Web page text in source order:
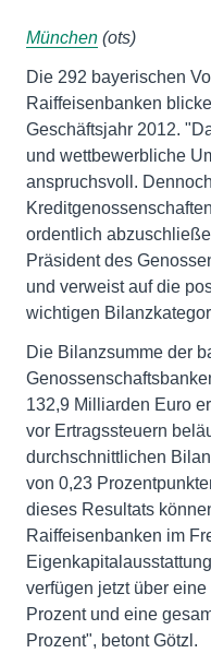
München (ots)
Die 292 bayerischen
Raiffeisenbanken
Geschäftsjahr 2012.
und wettbewerbliche
anspruchsvoll.
ordentlich
Präsident des
und verweist auf die
wichtigen
Die Bilanzsumme der
132,9 Milliarden Euro
vor Ertragssteuern
durchschnittlichen
von 0,23
dieses Resultats
Raiffeisenbanken im
verfügen jetzt über
Prozent und eine
Prozent", betont Götzl.